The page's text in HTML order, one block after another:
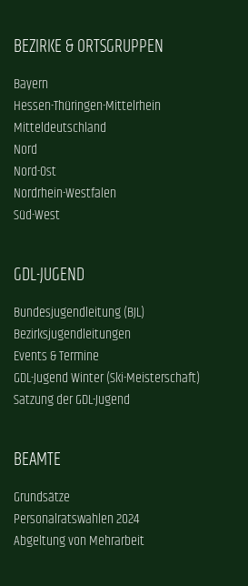
BEZIRKE & ORTSGRUPPEN
Bayern
Hessen-Thüringen-Mittelrhein
Mitteldeutschland
Nord
Nord-Ost
Nordrhein-Westfalen
Süd-West
GDL-JUGEND
Bundesjugendleitung (BJL)
Bezirksjugendleitungen
Events & Termine
GDL-Jugend Winter (Ski-Meisterschaft)
Satzung der GDL-Jugend
BEAMTE
Grundsätze
Personalratswahlen 2024
Abgeltung von Mehrarbeit